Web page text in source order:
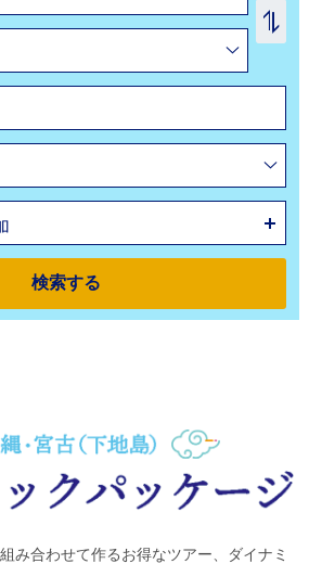
み合わせて作るお得なツアー、ダイナミ